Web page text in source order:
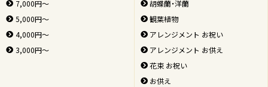
7,000円～
5,000円～
4,000円～
3,000円～
胡蝶蘭・洋蘭
観葉植物
アレンジメント お祝い
アレンジメント お供え
花束 お祝い
お供え